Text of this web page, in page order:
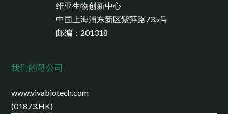
维亚生物创新中心
中国上海浦东新区紫萍路735号
邮编：201318
我们的母公司
www.vivabiotech.com
(01873.HK)